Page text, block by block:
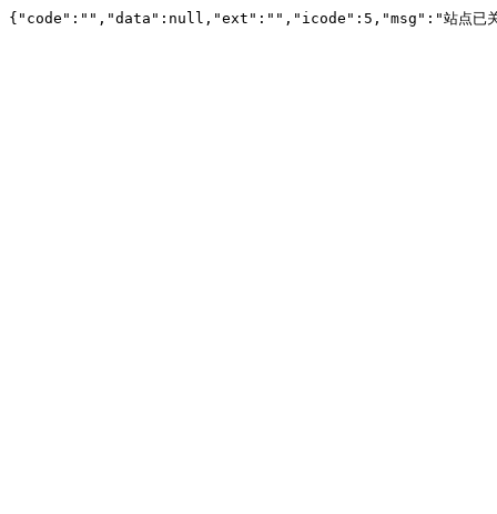
{"code":"","data":null,"ext":"","icode":5,"msg":"站